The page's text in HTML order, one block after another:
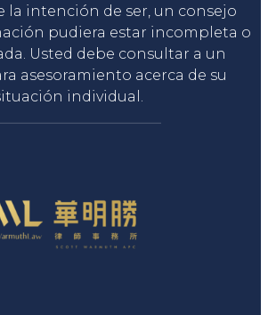
la intención de ser, un consejo
pudiera estar incompleta o
Usted debe consultar a un
asesoramiento acerca de su
individual.